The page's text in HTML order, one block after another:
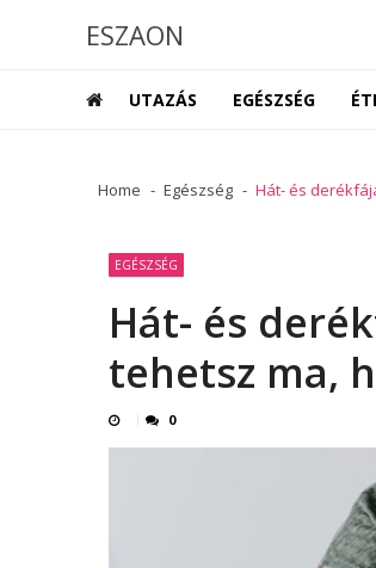
ESZAON
UTAZÁS EGÉSZSÉG
Home Egészség Hát- és
EGÉSZSÉG
Hát- és
tehetsz ma,
0